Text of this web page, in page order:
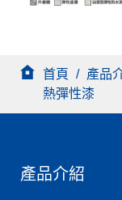
首頁 / 產品
熱彈性漆
產品介紹